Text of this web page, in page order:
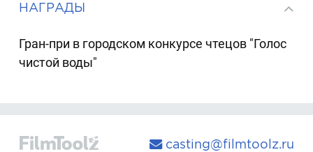
НАГРАДЫ
Гран-при в городском конкурсе чтецов "Голос
чистой воды"
casting@filmtoolz.ru